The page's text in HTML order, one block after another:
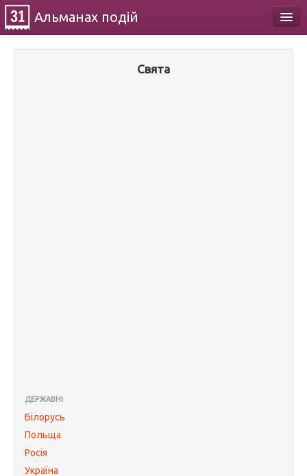
Альманах подій
Свята
ДЕРЖАВНІ
Білорусь
Польща
Росія
Україна